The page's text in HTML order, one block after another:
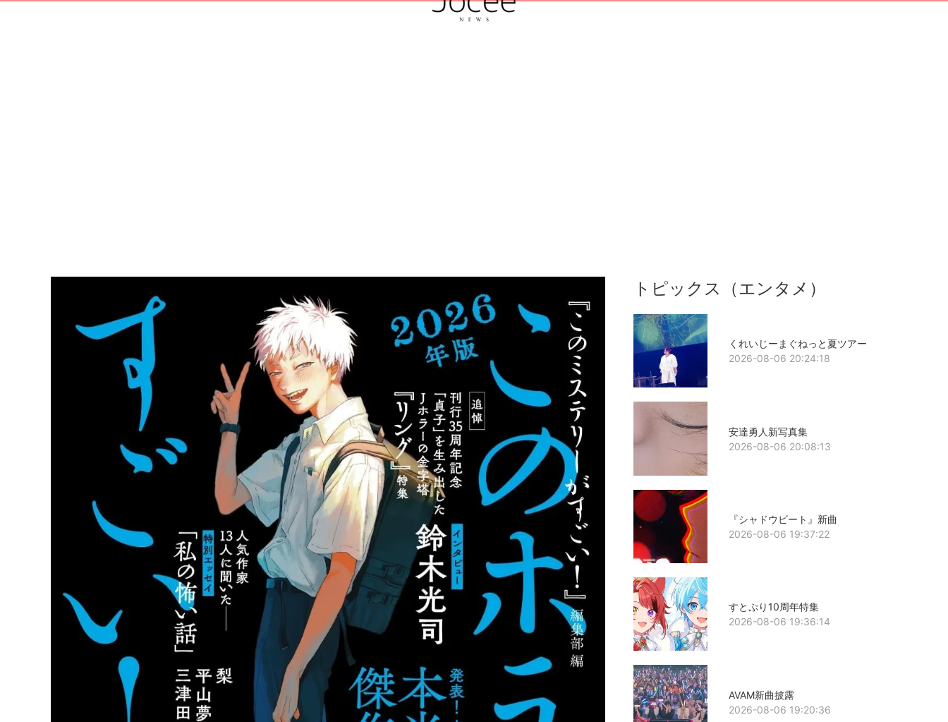
トピックス（エンタメ）
くれいじーまぐねっと夏ツアー
2026-08-06 20:24:18
安達勇人新写真集
2026-08-06 20:08:13
『シャドウビート』新曲
2026-08-06 19:37:22
すとぷり10周年特集
2026-08-06 19:36:14
AVAM新曲披露
2026-08-06 19:20:36